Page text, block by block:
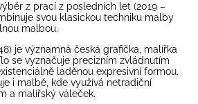
z prací z posledních let (2019 –
svou klasickou techniku malby
malbou.
je významná česká grafička, malířka
se vyznačuje precizním zvládnutím
laděnou expresivní formou.
i malbě, kde využívá netradiční
a malířský váleček.